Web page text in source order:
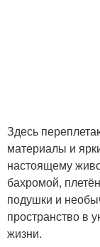
Здесь
материалы и
настоящему
бахромой,
подушки и
пространство в
жизни.